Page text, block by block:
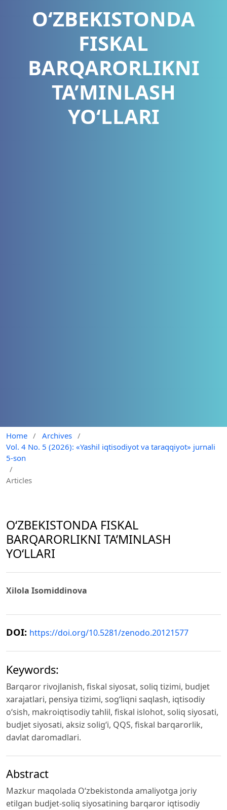
O‘ZBEKISTONDA
FISKAL
BARQARORLIKNI
TA’MINLASH
YO‘LLARI
Home / Archives /
Vol. 4 No. 5 (2026): «Yashil iqtisodiyot va taraqqiyot» jurnali
5-son
/
Articles
O‘ZBEKISTONDA FISKAL
BARQARORLIKNI TA’MINLASH
YO‘LLARI
Xilola Isomiddinova
DOI: https://doi.org/10.5281/zenodo.20121577
Keywords:
Barqaror rivojlanish, fiskal siyosat, soliq tizimi, budjet
xarajatlari, pensiya tizimi, sog‘liqni saqlash, iqtisodiy
o‘sish, makroiqtisodiy tahlil, fiskal islohot, soliq siyosati,
budjet siyosati, aksiz solig‘i, QQS, fiskal barqarorlik,
davlat daromadlari.
Abstract
Mazkur maqolada O‘zbekistonda amaliyotga joriy
etilgan budjet-soliq siyosatining barqaror iqtisodiy